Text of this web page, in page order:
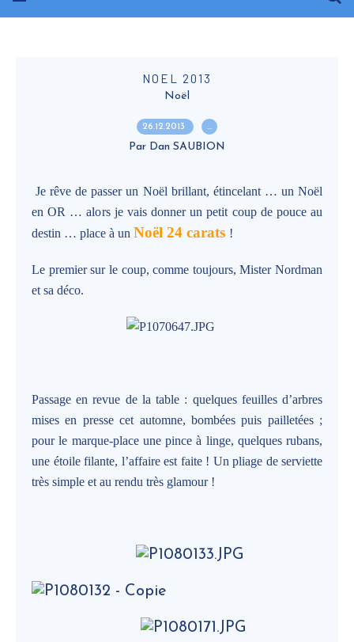
NOEL 2013
Noël
26.12.2013 …
Par Dan SAUBION
Je rêve de passer un Noël brillant, étincelant … un Noël
en OR … alors je vais donner un petit coup de pouce au
destin … place à un Noël 24 carats !
Le premier sur le coup, comme toujours, Mister Nordman
et sa déco.
Passage en revue de la table : quelques feuilles d’arbres
mises en presse cet automne, bombées puis pailletées ;
pour le marque-place une pince à linge, quelques rubans,
une étoile filante, l’affaire est faite ! Un pliage de serviette
très simple et au rendu très glamour !